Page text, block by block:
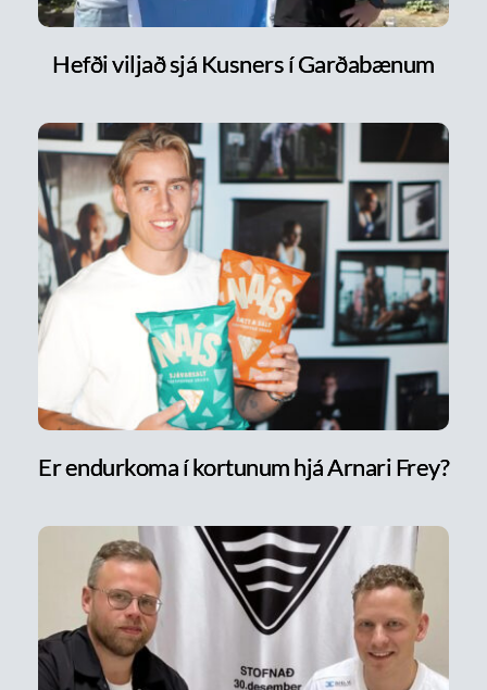
Hefði viljað sjá Kusners í Garðabænum
Er endurkoma í kortunum hjá Arnari Frey?